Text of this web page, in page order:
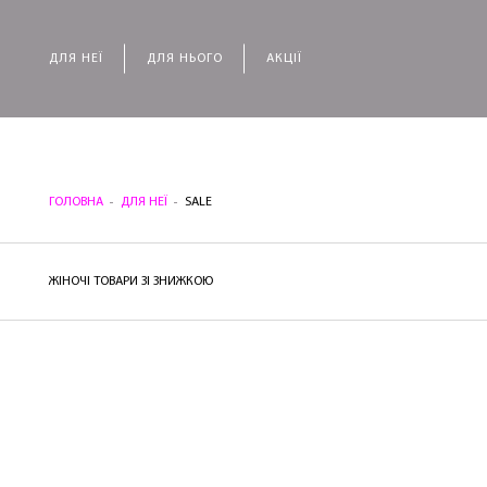
ДЛЯ НЕЇ ДЛЯ НЬОГО АКЦІЇ
ГОЛОВНА ДЛЯ НЕЇ SALE
ЖІНОЧІ ТОВАРИ ЗІ ЗНИЖКОЮ